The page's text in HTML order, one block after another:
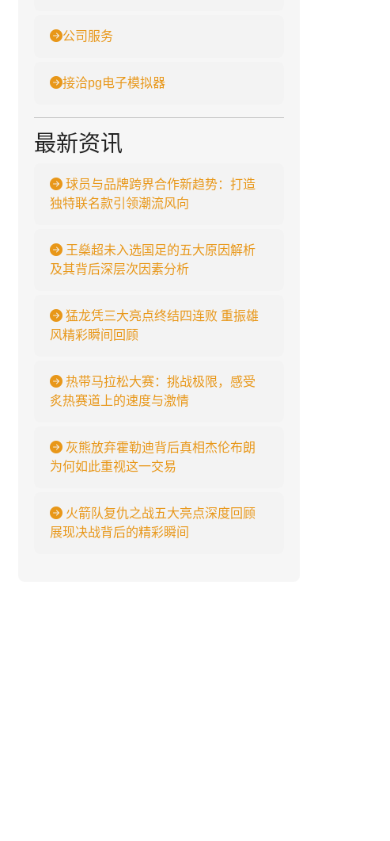
公司服务
接洽pg电子模拟器
最新资讯
球员与品牌跨界合作新趋势：打造
独特联名款引领潮流风向
王燊超未入选国足的五大原因解析
及其背后深层次因素分析
猛龙凭三大亮点终结四连败 重振雄
风精彩瞬间回顾
热带马拉松大赛：挑战极限，感受
炙热赛道上的速度与激情
灰熊放弃霍勒迪背后真相杰伦布朗
为何如此重视这一交易
火箭队复仇之战五大亮点深度回顾
展现决战背后的精彩瞬间